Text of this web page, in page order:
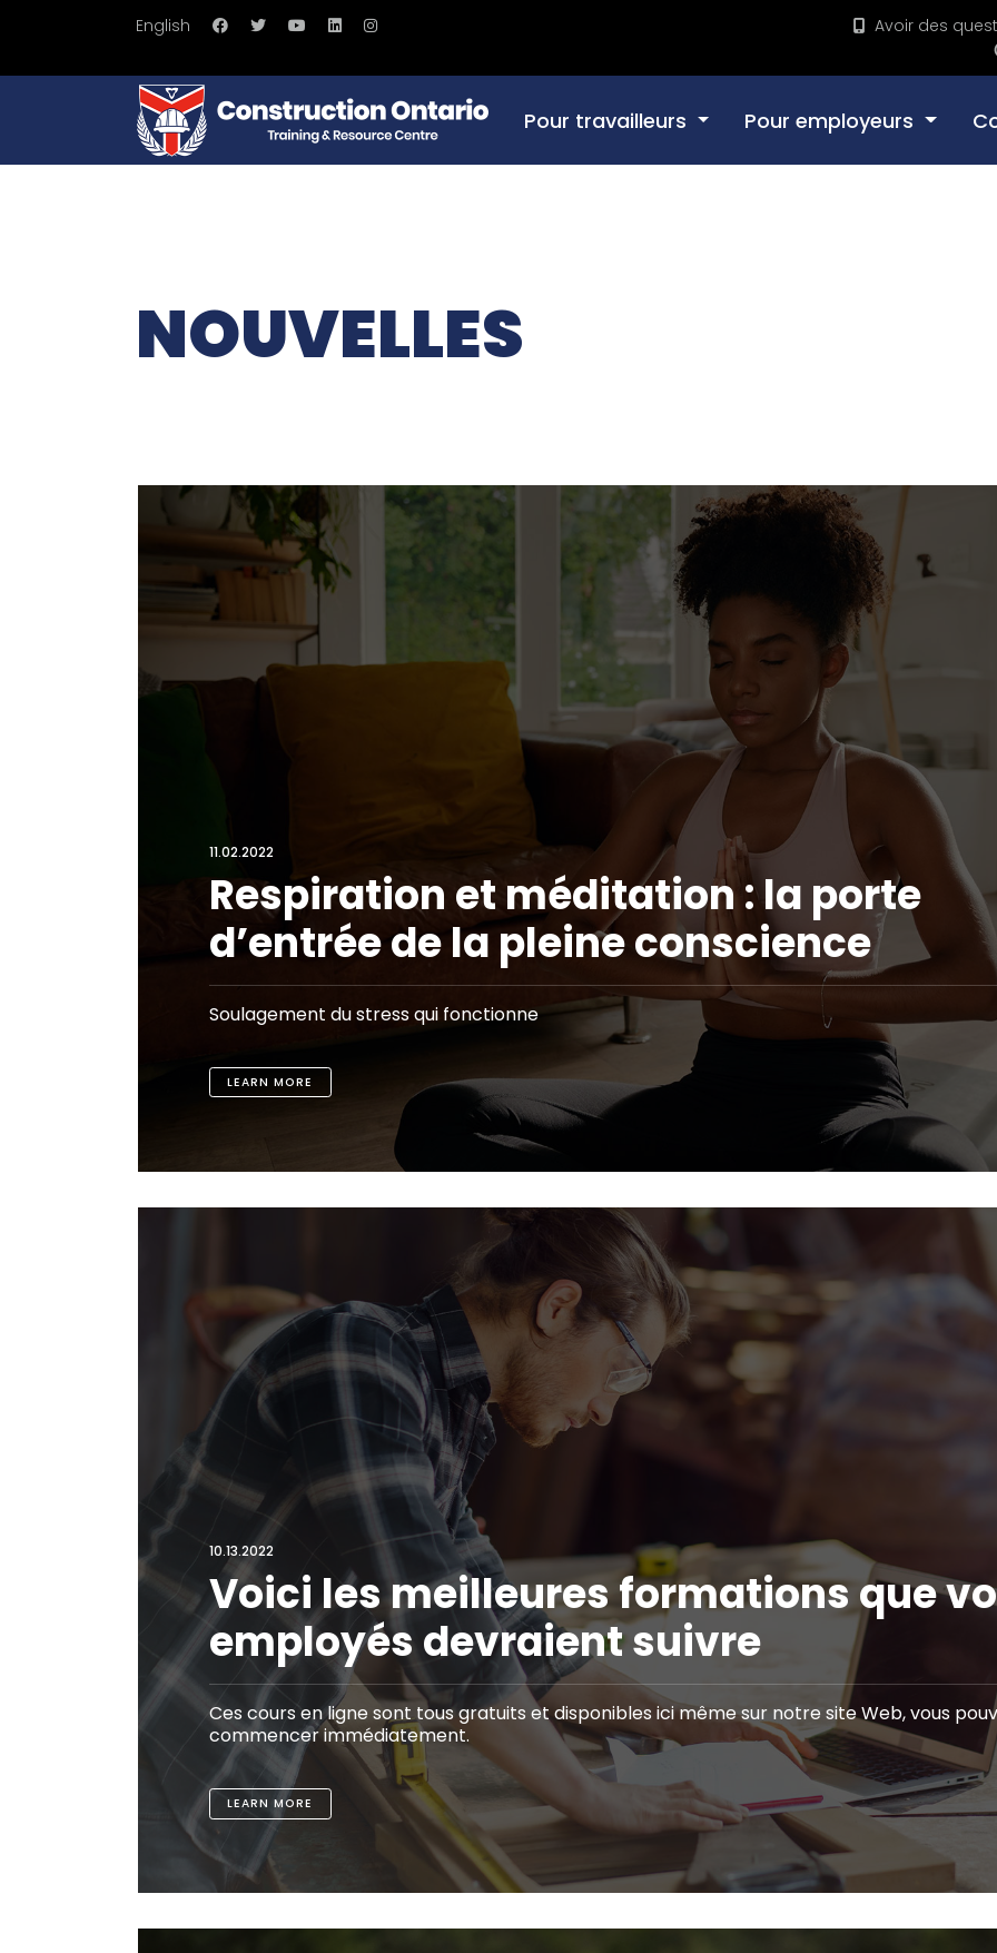
English Avoir des
Pour travailleurs Pour employeurs
NOUVELLES
11.02.2022
Respiration et méditation : la porte
d’entrée de la pleine conscience
Soulagement du stress qui fonctionne
LEARN MORE
10.13.2022
Voici les meilleures formations que
employés devraient suivre
Ces cours en ligne sont tous gratuits et disponibles ici même sur notre site Web, vous
commencer immédiatement.
LEARN MORE